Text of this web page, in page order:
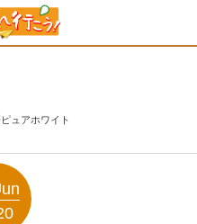
ュアホワイト